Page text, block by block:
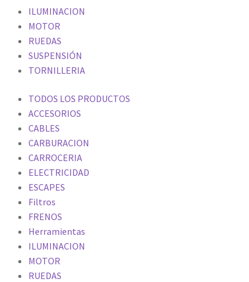
ILUMINACION
MOTOR
RUEDAS
SUSPENSIÓN
TORNILLERIA
TODOS LOS PRODUCTOS
ACCESORIOS
CABLES
CARBURACION
CARROCERIA
ELECTRICIDAD
ESCAPES
Filtros
FRENOS
Herramientas
ILUMINACION
MOTOR
RUEDAS